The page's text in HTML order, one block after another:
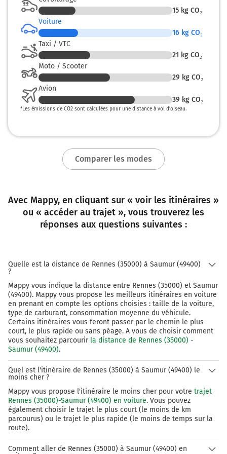
D106
Avenue de l'Atlantique
Continuer A11 E60 E501 sur 16 kilomètres
L'Océane
130 km
A85
E60
Prendre un ticket (Péage Corzé)
SAUMUR
183 km
Prendre à droite et rejoindre D767. Continuer sur
600 mètres
Payer 6,50 € (Péage Vivy)
183 km
Au rond-point, prendre la 1ère sortie sur D767 et
continuer sur 550 mètres
Allonnes
Bourgueil
184 km
15 kg CO₂
Voiture
16 kg CO₂
Taxi / VTC
21 kg CO₂
Moto / Scooter
29 kg CO₂
Avion
39 kg CO₂
*Les émissions de CO2 sont calculées pour une distance à vol d’oiseau.
Comparer les modes
Avec Mappy, en cliquant sur « voir les itinéraires »
ou « accéder au trajet », vous trouverez les
réponses aux questions suivantes :
Quelle est la distance de Rennes (35000) à Saumur (49400)
?
Mappy vous indique la distance entre Rennes (35000) et Saumur
(49400). Mappy vous propose les meilleurs itinéraires en voiture
en prenant en compte les options choisies : taille de la voiture,
type de carburant, consommation moyenne du véhicule.
Certains itinéraires vous feront passer par le chemin le plus
court, le plus rapide ou sans péage. A vous de choisir comment
vous souhaitez parcourir la distance de Rennes (35000) -
Saumur (49400).
Quel est l'itinéraire de Rennes (35000) à Saumur (49400) le
moins cher ?
Mappy vous propose l'itinéraire le moins cher pour votre trajet
Rennes (35000)-Saumur (49400) en voiture. Vous pouvez
également choisir le trajet le plus court (le moins de km
parcourus) ou le trajet le plus rapide (le moins de temps sur la
route).
Comment aller de Rennes (35000) à Saumur (49400) en